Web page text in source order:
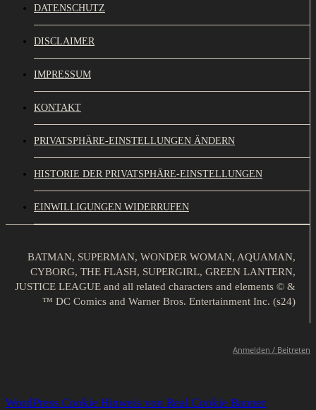
DATENSCHUTZ
DISCLAIMER
IMPRESSUM
KONTAKT
PRIVATSPHÄRE-EINSTELLUNGEN ÄNDERN
HISTORIE DER PRIVATSPHÄRE-EINSTELLUNGEN
EINWILLIGUNGEN WIDERRUFEN
BATMAN, SUPERMAN, WONDER WOMAN, AQUAMAN,
CYBORG, THE FLASH, SUPERGIRL, GREEN LANTERN,
JUSTICE LEAGUE and all related characters and elements © &
™ DC Comics and Warner Bros. Entertainment Inc. (s24)
Anmelden / Beitreten
WordPress Cookie Hinweis von Real Cookie Banner